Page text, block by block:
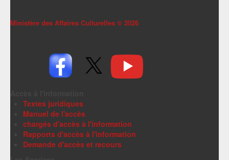
Ministère des Affaires Culturelles © 2026
Textes juridiques
Manuel de l'accès
chargés d'accès à l'information
Rapports d'accès à l'information
Demande d'accès et recours